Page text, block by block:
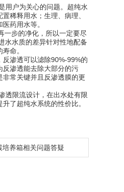
用户为关心的问题。超纯水
稀释用水；生理、病理、
药用水等。
一步的净化，所以一定要尽
水水质的差异针对性地配备
命。
渗透可以滤除90%-99%的
渗透能去除大部分的污
常关键并且反渗透膜的更
透限流设计，在出水处有限
了超纯水系统的性价比。
养箱相关问题答疑